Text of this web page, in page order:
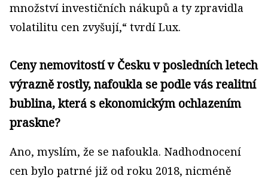
množství investičních nákupů a ty zpravidla
volatilitu cen zvyšují,“ tvrdí Lux.
Ceny nemovitostí v Česku v posledních letech
výrazně rostly, nafoukla se podle vás realitní
bublina, která s ekonomickým ochlazením
praskne?
Ano, myslím, že se nafoukla. Nadhodnocení
cen bylo patrné již od roku 2018, nicméně